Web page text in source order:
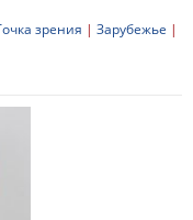
зрения | Зарубежье |